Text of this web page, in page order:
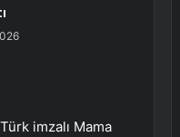
imzalı Mama